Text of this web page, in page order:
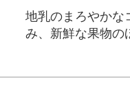
地乳のまろやかな
み、新鮮な果物の